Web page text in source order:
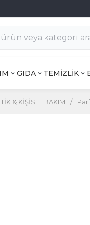
GIDA TEMİZLİK
& KİŞİSEL BAKIM /